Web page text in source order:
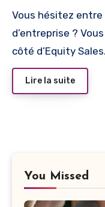
Vous hésitez entre finance de marché et finance
d’entreprise ?
côté d’Equity
Lire la suite
You Missed